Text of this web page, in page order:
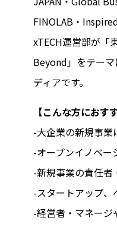
FINOLAB・
xTECH運営部が「
Beyond」をテー
ディアです。
【こんな方におす
-大企業の新規事業
-オープンイノベー
-新規事業の責任者
-スタートアップ
-経営者・マネージ